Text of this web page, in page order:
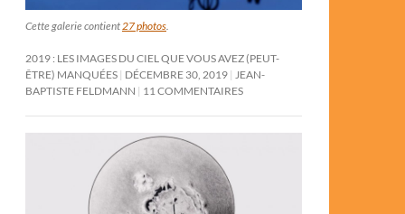
Cette galerie contient27 photos.
2019 : LES IMAGES DU CIEL QUE VOUS AVEZ (PEUT-
ÊTRE) MANQUÉES DÉCEMBRE 30, 2019 JEAN-
BAPTISTE FELDMANN
11 COMMENTAIRES